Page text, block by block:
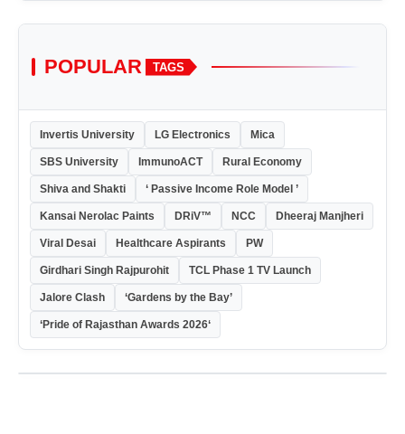
POPULAR TAGS
Invertis University LG Electronics Mica
SBS University ImmunoACT Rural Economy
Shiva and Shakti ‘ Passive Income Role Model ’
Kansai Nerolac Paints DRiV™ NCC Dheeraj Manjheri
Viral Desai Healthcare Aspirants PW
Girdhari Singh Rajpurohit TCL Phase 1 TV Launch
Jalore Clash ‘Gardens by the Bay’
‘Pride of Rajasthan Awards 2026‘